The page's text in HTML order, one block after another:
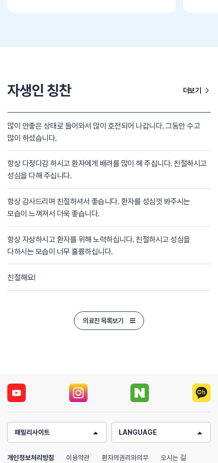
자생인 칭찬 더보기
많이 안좋은 상태로 들어와서 많이 호전되어 나갑니다. 그동안 수고
많이 하셨습니다.
항상 다정다감 하시고 환자에게 배려를 많이 해 주십니다. 친절하시고
성심을 다해 주십니다.
항상 감사드리며 친절하셔서 좋습니다. 환자를 성심껏 봐주시는
모습이 느껴져서 더욱 좋습니다.
항상 자상하시고 환자를 위해 노력하십니다. 친절하시고 성심을
다하시는 모습이 너무 훌륭하십니다.
친절해요!
의료진 목록보기
패밀리사이트 LANGUAGE
개인정보처리방침 이용약관 환자의권리와의무 오시는 길